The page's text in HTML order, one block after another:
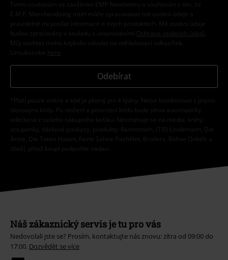
Tímto souhlasím se zasíláním EMP Newslettru a souhlasím s tím, že
E.M.P. Merchandising mbH může zpracovávat mé osobní údaje a
pravidelně mi posílat informace o svých produktech. Mé osobní údaje
budou zpracovány v souladu s ustanoveními
Ochrana osobních údajů
Můj souhlas mohu kdykoliv odvolat na odhlašovací odkaz/link.
Unsubscribe here
Odebírat
*Platí pouze online a kód je platný jen 4 týdny. Nelze kombinovat s jinými
slevovými kódy. Po vložení a potvrzení kódu bude sleva automaticky
odečtena z vašeho nákupního košíku. Nevztahuje se na média, knihy,
vstupenky, dárkové poukazy, produkty: Rammstein, (Till) Lindemann, Die
Ärzte, Die Toten Hosen, Feine Sahne Fischfilet, Broilers, Böhse Onkelz a
zboží, jehož koupí podpoříte nadaci.
Náš zákaznický servis je tu pro vás
Nedovolali jste se? Prosím, kontaktujte nás znovu: zítra od 09:00 do
17:00. Dozvědět se více